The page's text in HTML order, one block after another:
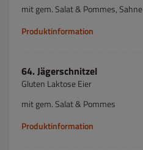
mit gem. Salat & Pommes, Sahne
Produktinformation
64. Jägerschnitzel
Gluten Laktose Eier
mit gem. Salat & Pommes
Produktinformation